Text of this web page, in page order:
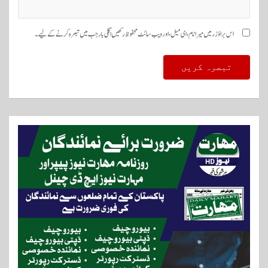
اس براؤزر میں میرا نام، ای میل، اور ویب سائٹ محفوظ رکھیں اگلی بار جب میں تبصرہ کرنے کےلیے۔